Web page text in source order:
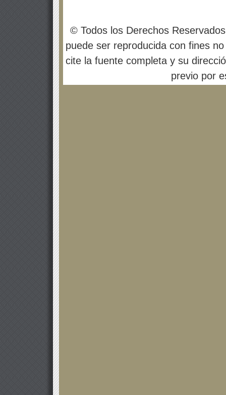
© Todos los Derechos
puede ser reproducida con fines
cite la fuente completa y su
previo por